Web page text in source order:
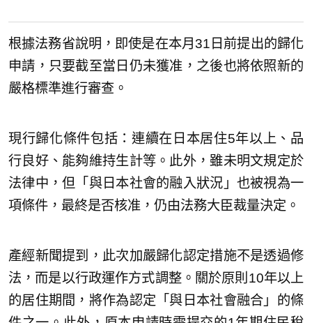
根據法務省說明，即使是在本月31日前提出的歸化
申請，只要截至當日仍未獲准，之後也將依照新的
嚴格標準進行審查。
現行歸化條件包括：連續在日本居住5年以上、品
行良好、能夠維持生計等。此外，雖未明文規定於
法律中，但「與日本社會的融入狀況」也被視為一
項條件，最終是否核准，仍由法務大臣裁量決定。
產經新聞提到，此次加嚴歸化認定措施不是透過修
法，而是以行政運作方式調整。關於原則10年以上
的居住期間，將作為認定「與日本社會融合」的條